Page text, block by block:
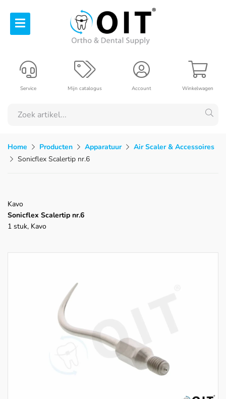
Winkelwagen
Account
Mijn catalogus
Service
Home Producten Apparatuur
Air Scaler & Accessoires
Sonicflex Scalertip nr.6
Kavo
Sonicflex Scalertip nr.6
1 stuk, Kavo